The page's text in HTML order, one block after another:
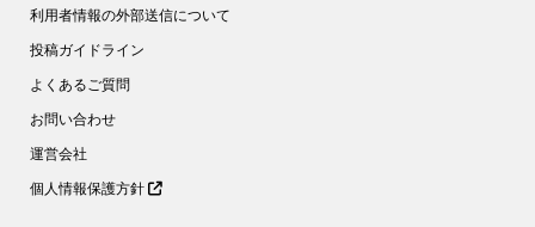
利用者情報の外部送信について
投稿ガイドライン
よくあるご質問
お問い合わせ
運営会社
個人情報保護方針